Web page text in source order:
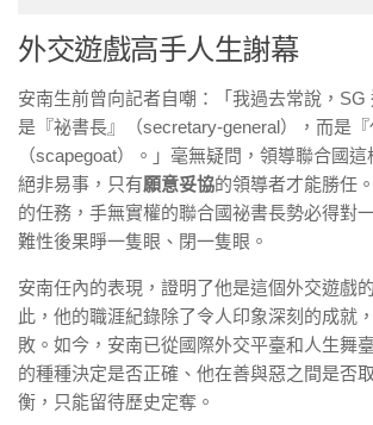
外交遊戲高手人生謝幕
安南生前曾向記者自嘲：「我過去常說，SG
是『祕書長』（secretary-general），而是『
（scapegoat）。」毫無疑問，領導聯合國
絕非易事，只有願意妥協的領導者才能勝任
的任務，手無實權的聯合國祕書長勢必得對
難性後果睜一隻眼、閉一隻眼。
安南任內的表現，證明了他是這個外交遊戲
此，他的職涯紀錄除了令人印象深刻的成就
敗。如今，安南已從國際外交平臺和人生舞
的種種決定是否正確、他在善與惡之間是否
衡，只能留待歷史定奪。